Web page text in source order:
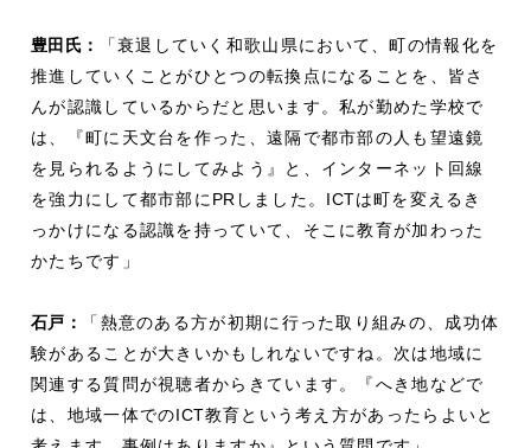
豊田氏：
「衰退していく和歌山県において、町の情報化を
推進していくことがひとつの転換点になることを、皆さ
んが認識しているからだと思います。私が勤めた学校で
は、『町に天文台を作った、遠隔で都市部の人も望遠鏡
を見られるようにしてみよう』と、インターネット回線
を強力にして都市部にPR しました。 ICTは町を変えるき
っかけになる認識を持っていて、そこに教育が加わった
かたちです」
石戸：
「熱意のある方が初期に行った取り組みの、成功体
験があることが大きいかもしれないですね。次は地域に
関連する質問が視聴者からきています。『へき地などで
は、地域一体でのICT教育という考え方があったらよいと